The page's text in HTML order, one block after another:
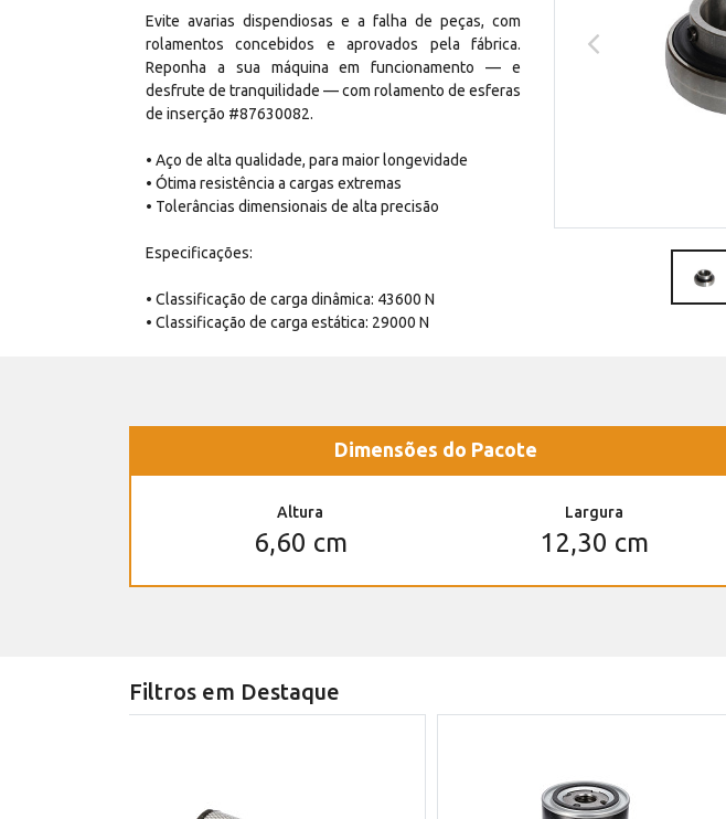
Evite avarias dispendiosas e a falha de peças, com
rolamentos concebidos e aprovados pela fábrica.
Reponha a sua máquina em funcionamento — e
desfrute de tranquilidade — com rolamento de esferas
de inserção #87630082.
• Aço de alta qualidade, para maior longevidade
• Ótima resistência a cargas extremas
• Tolerâncias dimensionais de alta precisão
Especificações:
• Classificação de carga dinâmica: 43600 N
• Classificação de carga estática: 29000 N
Dimensões do Pacote
Altura
6,60 cm
Largura
12,30 cm
Filtros em Destaque